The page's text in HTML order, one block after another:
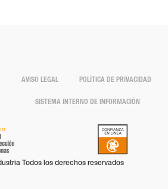
AVISO LEGAL POLÍTICA DE PRIVACIDAD
SISTEMA INTERNO DE INFORMACIÓN
Todos los derechos reservados